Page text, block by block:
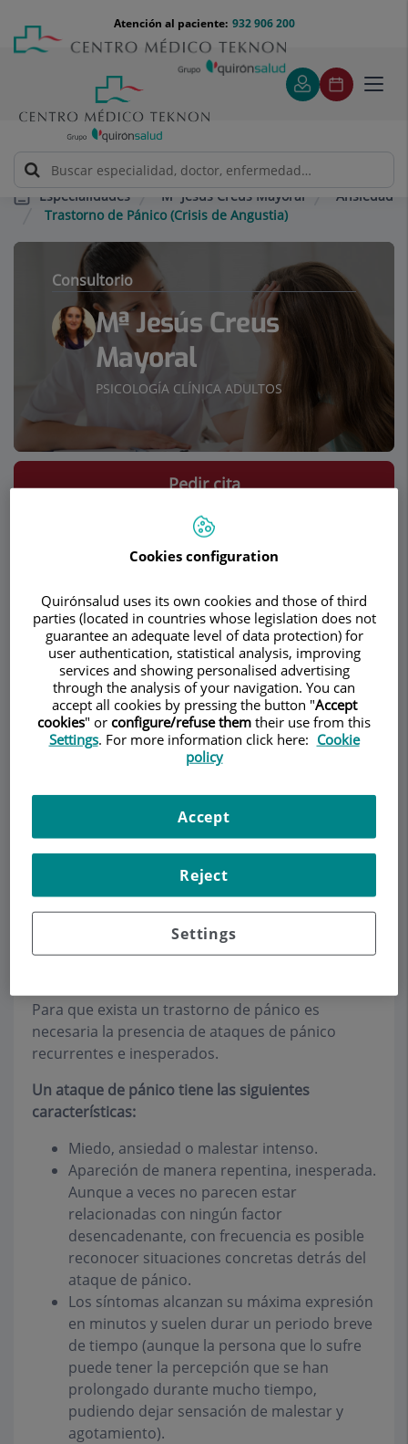
contenido
Menú
teléfono
cabecera
932 906 200
Atención al paciente:
Especialidades Mª Jesús Creus Mayoral
Ansiedad
Trastorno de Pánico (Crisis de Angustia)
Consultorio
Mª Jesús Creus
Mayoral
PSICOLOGÍA CLÍNICA ADULTOS
Contacto
Pedir cita
Trastorno de Pánico (Crisis
de Angustia)
Para que exista un trastorno de pánico es
necesaria la presencia de ataques de pánico
recurrentes e inesperados.
Un ataque de pánico tiene las siguientes
características:
Miedo, ansiedad o malestar intenso.
Apareción de manera repentina, inesperada.
Aunque a veces no parecen estar
relacionadas con ningún factor
desencadenante, con frecuencia es posible
reconocer situaciones concretas detrás del
ataque de pánico.
Los síntomas alcanzan su máxima expresión
en minutos y suelen durar un periodo breve
de tiempo (aunque la persona que lo sufre
puede tener la percepción que se han
prolongado durante mucho tiempo,
pudiendo dejar sensación de malestar y
agotamiento).
Cookies configuration
Quirónsalud uses its own cookies and those of third
parties (located in countries whose legislation does not
guarantee an adequate level of data protection) for
user authentication, statistical analysis, improving
services and showing personalised advertising
through the analysis of your navigation. You can
accept all cookies by pressing the button "Accept
cookies" or configure/refuse them their use from this
Settings. For more information click here: Cookie
policy
Settings
Reject
Accept